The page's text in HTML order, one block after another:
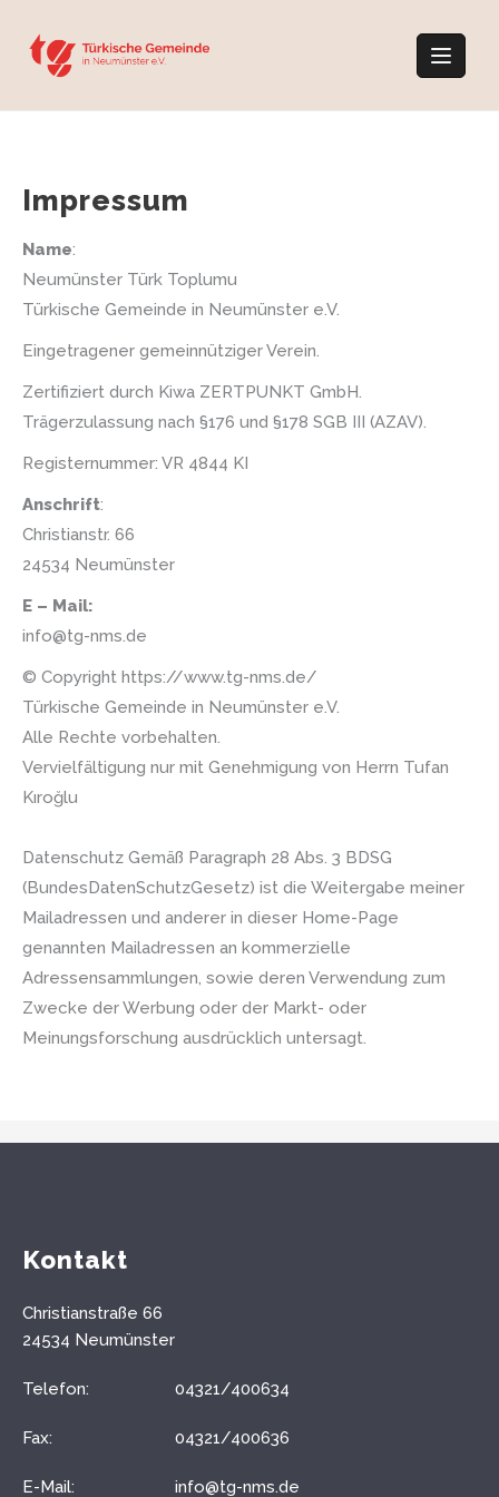
content
Impressum
Name:
Neumünster Türk Toplumu
Türkische Gemeinde in Neumünster e.V.
Eingetragener gemeinnütziger Verein.
Zertifiziert durch Kiwa ZERTPUNKT GmbH.
Trägerzulassung nach §176 und §178 SGB III (AZAV).
Registernummer: VR 4844 KI
Anschrift:
Christianstr. 66
24534 Neumünster
E – Mail:
info@tg-nms.de
© Copyright https://www.tg-nms.de/
Türkische Gemeinde in Neumünster e.V.
Alle Rechte vorbehalten.
Vervielfältigung nur mit Genehmigung von Herrn Tufan
Kıroğlu
Datenschutz Gemäß Paragraph 28 Abs. 3 BDSG
(BundesDatenSchutzGesetz) ist die Weitergabe meiner
Mailadressen und anderer in dieser Home-Page
genannten Mailadressen an kommerzielle
Adressensammlungen, sowie deren Verwendung zum
Zwecke der Werbung oder der Markt- oder
Meinungsforschung ausdrücklich untersagt.
Kontakt
Christianstraße 66
24534 Neumünster
Telefon: 04321/400634
Fax: 04321/400636
E-Mail: info@tg-nms.de